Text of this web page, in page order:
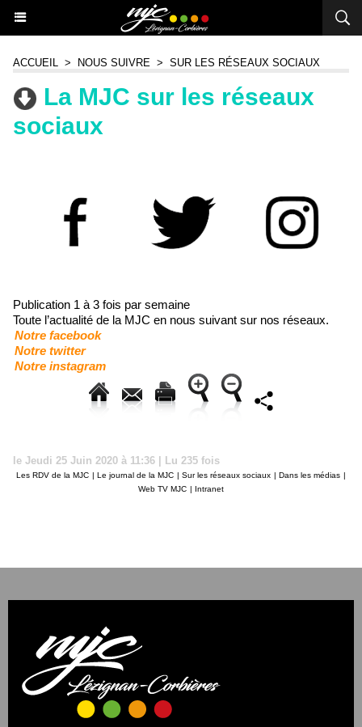
ACCUEIL > NOUS SUIVRE > SUR LES RÉSEAUX SOCIAUX
La MJC sur les réseaux
sociaux
Publication 1 à 3 fois par semaine
Toute l’actualité de la MJC en nous suivant sur nos réseaux.
Notre facebook
Notre twitter
Notre instagram
le Jeudi 25 Juin 2020 à 11:36 | Lu 235 fois
Les RDV de la MJC | Le journal de la MJC | Sur les réseaux sociaux | Dans les médias |
Web TV MJC | Intranet